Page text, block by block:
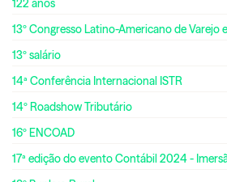
122 anos
13º Congresso Latino-Americano de Varejo
13º salário
14ª Conferência Internacional ISTR
14º Roadshow Tributário
16º ENCOAD
17ª edição do evento Contábil 2024 -